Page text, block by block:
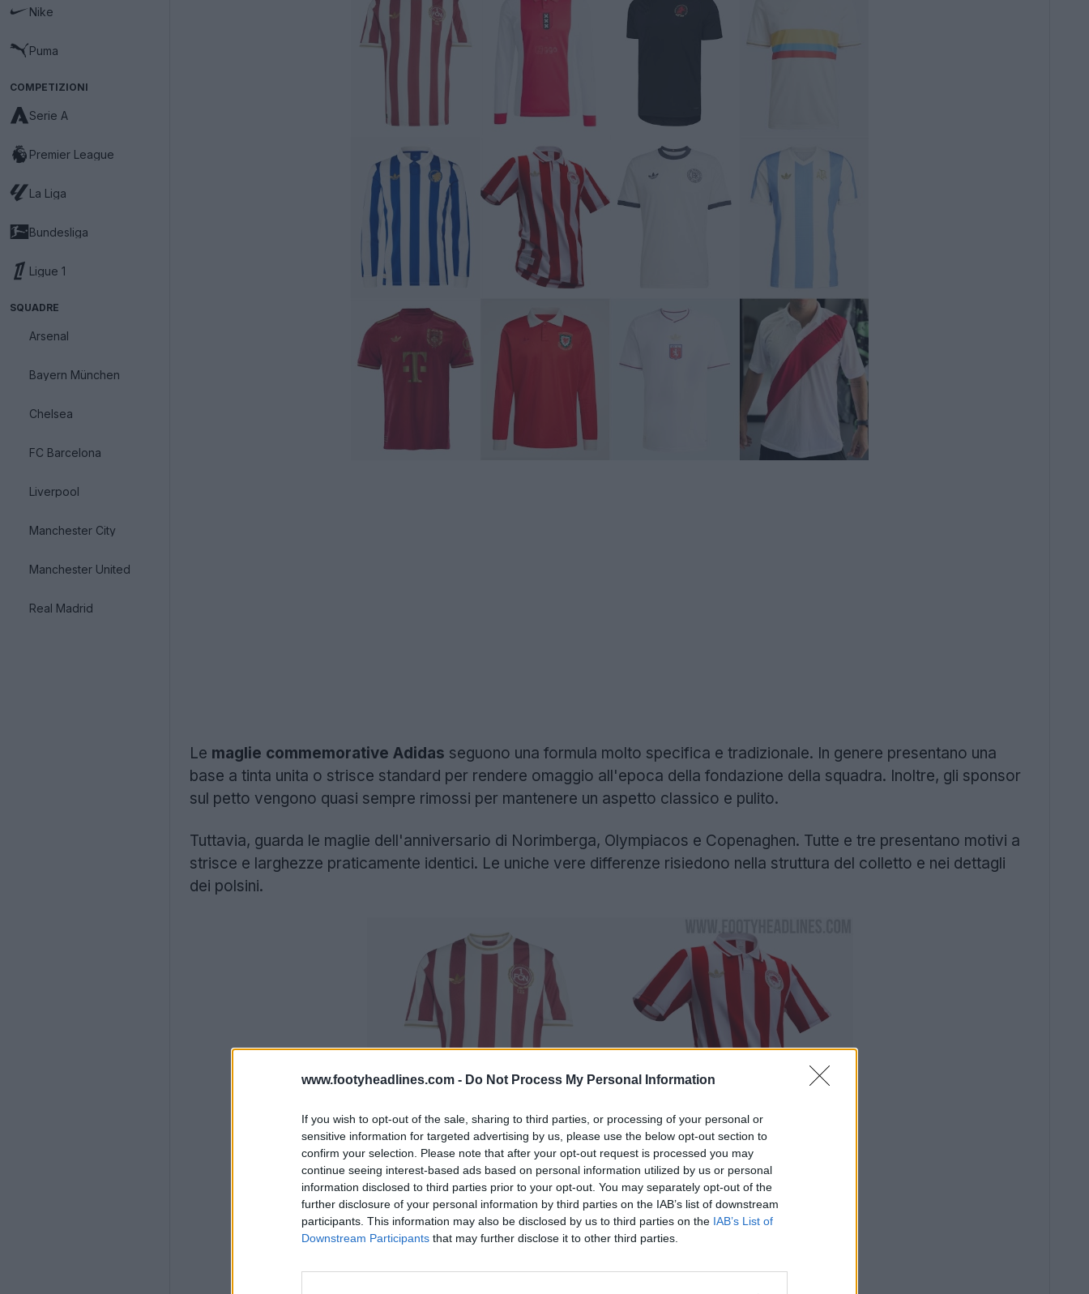
www.footyheadlines.com - Do Not Process My Personal Information
If you wish to opt-out of the sale, sharing to third parties, or processing of your personal or
sensitive information for targeted advertising by us, please use the below opt-out section to
confirm your selection. Please note that after your opt-out request is processed you may
continue seeing interest-based ads based on personal information utilized by us or personal
information disclosed to third parties prior to your opt-out. You may separately opt-out of the
further disclosure of your personal information by third parties on the IAB’s list of downstream
participants. This information may also be disclosed by us to third parties on the IAB’s List of
Downstream Participants that may further disclose it to other third parties.
Nike
Puma
COMPETIZIONI
Serie A
Premier League
La Liga
Bundesliga
Ligue 1
SQUADRE
Arsenal
Bayern München
Chelsea
FC Barcelona
Liverpool
Manchester City
Manchester United
Real Madrid
Le maglie commemorative Adidas seguono una formula molto specifica e tradizionale. In genere presentano una
base a tinta unita o strisce standard per rendere omaggio all'epoca della fondazione della squadra. Inoltre, gli sponsor
sul petto vengono quasi sempre rimossi per mantenere un aspetto classico e pulito.
Tuttavia, guarda le maglie dell'anniversario di Norimberga, Olympiacos e Copenaghen. Tutte e tre presentano motivi a
strisce e larghezze praticamente identici. Le uniche vere differenze risiedono nella struttura del colletto e nei dettagli
dei polsini.